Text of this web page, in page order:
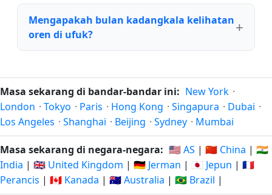
Mengapakah bulan kadangkala kelihatan
oren di ufuk?
Masa sekarang di bandar-bandar ini: New York ·
London · Tokyo · Paris · Hong Kong · Singapura · Dubai ·
Los Angeles · Shanghai · Beijing · Sydney · Mumbai
Masa sekarang di negara-negara: 🇺🇸 AS | 🇨🇳 China | 🇮🇳
India | 🇬🇧 United Kingdom | 🇩🇪 Jerman | 🇯🇵 Jepun | 🇫🇷
Perancis | 🇨🇦 Kanada | 🇦🇺 Australia | 🇧🇷 Brazil |